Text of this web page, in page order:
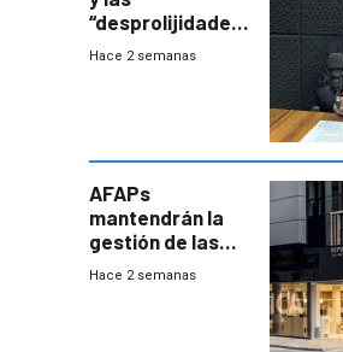
“desprolijidades”
que la
Hace 2 semanas
AFAPs
mantendrán la
gestión de las
cuentas
Hace 2 semanas